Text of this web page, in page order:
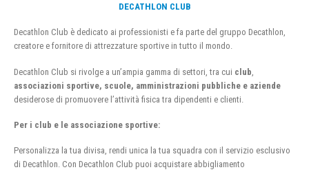
DECATHLON CLUB
Decathlon Club è dedicato ai professionisti e fa parte del gruppo Decathlon,
creatore e fornitore di attrezzature sportive in tutto il mondo.
Decathlon Club si rivolge a un’ampia gamma di settori, tra cui club
associazioni sportive, scuole, amministrazioni pubbliche e aziende
desiderose di promuovere l’attività fisica tra dipendenti e clienti.
Per i club e le associazione sportive:
Personalizza la tua divisa, rendi unica la tua squadra con il servizio esclusivo
di Decathlon. Con Decathlon Club puoi acquistare abbigliamento